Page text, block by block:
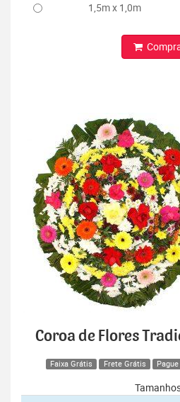
1,5m x 1,0m
Coroa de Flores
Faixa Grátis Frete Grátis